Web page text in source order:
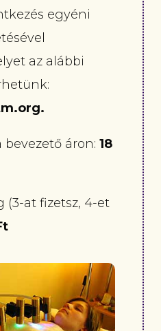
egyéni
az alábbi
áron: 18
(3-at fizetsz, 4-et